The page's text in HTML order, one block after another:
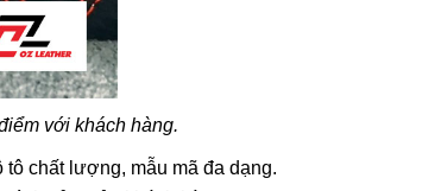
với khách hàng.
chất lượng, mẫu mã đa dạng.